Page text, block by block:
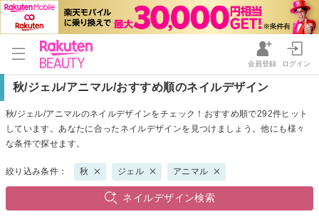
会員登録 ログイン
秋/ジェル/アニマル/おすすめ順のネイルデザイン
秋/ジェル/アニマルのネイルデザインをチェック！おすすめ順で292件ヒット
しています。あなたに合ったネイルデザインを見つけましょう。他にも様々
な条件で探せます。
絞り込み条件： 秋 ジェル アニマル
ネイルデザイン検索